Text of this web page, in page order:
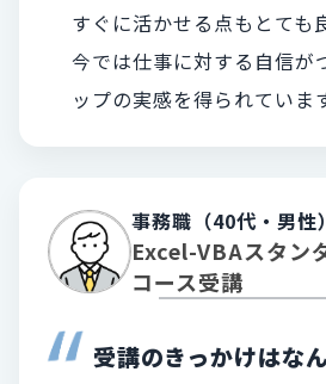
すぐに活かせる点もとても
今では仕事に対する自信が
ップの実感を得られています
事務職（40代・男性）
Excel-VBAスタン
コース受講
受講のきっかけはな